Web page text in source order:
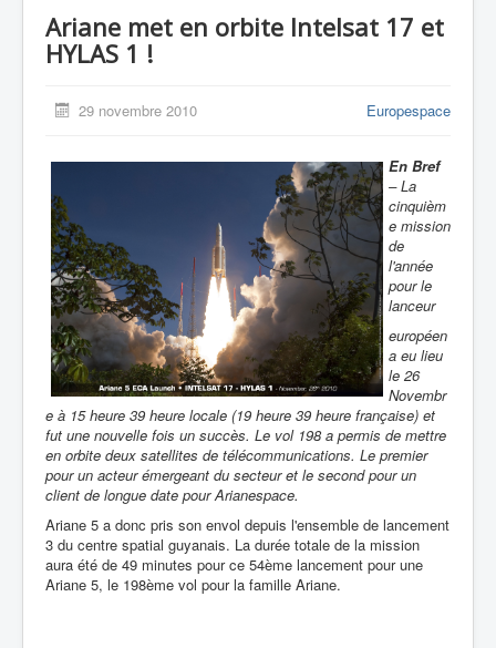
Aviation Militaire
Europespace
Drones
Ariane met en orbite Intelsat 17 et
HYLAS 1 !
29 novembre 2010 Europespace
En Bref
– La
cinquièm
e mission
de
l'année
pour le
lanceur
européen
a eu lieu
le 26
Novembr
e à 15 heure 39 heure locale (19 heure 39 heure française) et
fut une nouvelle fois un succès. Le vol 198 a permis de mettre
en orbite deux satellites de télécommunications. Le premier
pour un acteur émergeant du secteur et le second pour un
client de longue date pour Arianespace.
Ariane 5 a donc pris son envol depuis l'ensemble de lancement
3 du centre spatial guyanais. La durée totale de la mission
aura été de 49 minutes pour ce 54ème lancement pour une
Ariane 5, le 198ème vol pour la famille Ariane.